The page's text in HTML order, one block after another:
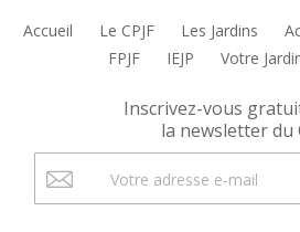
Accueil Le CPJF Les Jardins
FPJF
IEJP Votre
Inscrivez-vous
la newsletter du